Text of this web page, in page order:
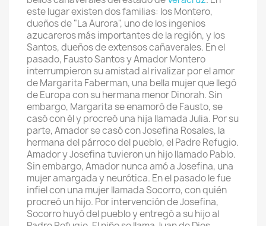
este lugar existen dos familias: los Montero,
dueños de "La Aurora", uno de los ingenios
azucareros más importantes de la región, y los
Santos, dueños de extensos cañaverales. En el
pasado, Fausto Santos y Amador Montero
interrumpieron su amistad al rivalizar por el amor
de Margarita Faberman, una bella mujer que llegó
de Europa con su hermana menor Dinorah. Sin
embargo, Margarita se enamoró de Fausto, se
casó con él y procreó una hija llamada Julia. Por su
parte, Amador se casó con Josefina Rosales, la
hermana del párroco del pueblo, el Padre Refugio.
Amador y Josefina tuvieron un hijo llamado Pablo.
Sin embargo, Amador nunca amó a Josefina, una
mujer amargada y neurótica. En el pasado le fue
infiel con una mujer llamada Socorro, con quién
procreó un hijo. Por intervención de Josefina,
Socorro huyó del pueblo y entregó a su hijo al